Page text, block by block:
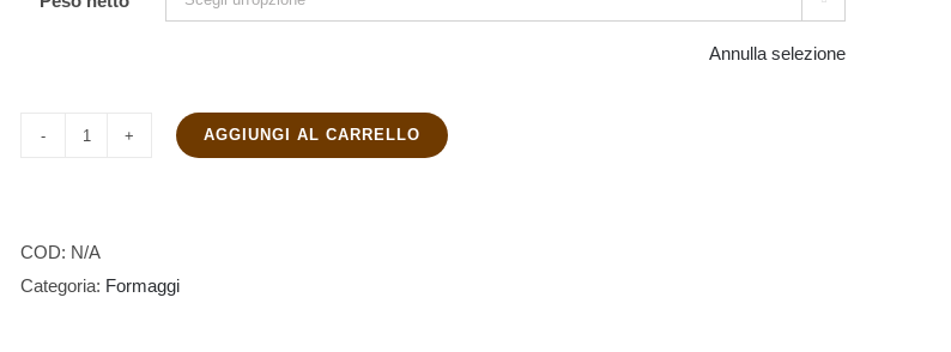
Annulla selezione
AGGIUNGI AL CARRELLO
COD: N/A
Categoria: Formaggi